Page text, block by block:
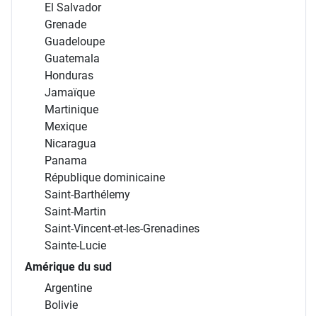
El Salvador
Grenade
Guadeloupe
Guatemala
Honduras
Jamaïque
Martinique
Mexique
Nicaragua
Panama
République dominicaine
Saint-Barthélemy
Saint-Martin
Saint-Vincent-et-les-Grenadines
Sainte-Lucie
Amérique du sud
Argentine
Bolivie